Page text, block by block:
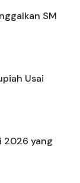
SM
Usai
2026 yang